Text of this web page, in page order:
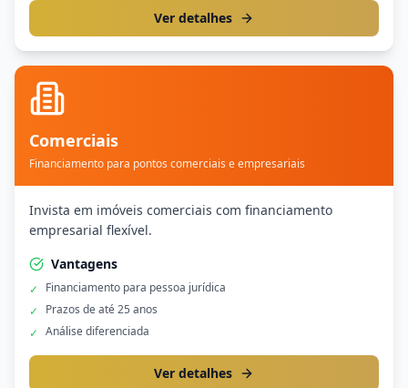
Ver detalhes
Comerciais
Financiamento para pontos comerciais e empresariais
Invista em imóveis comerciais com financiamento
empresarial flexível.
Vantagens
✓
Financiamento para pessoa jurídica
✓
Prazos de até 25 anos
✓ Análise diferenciada
Ver detalhes